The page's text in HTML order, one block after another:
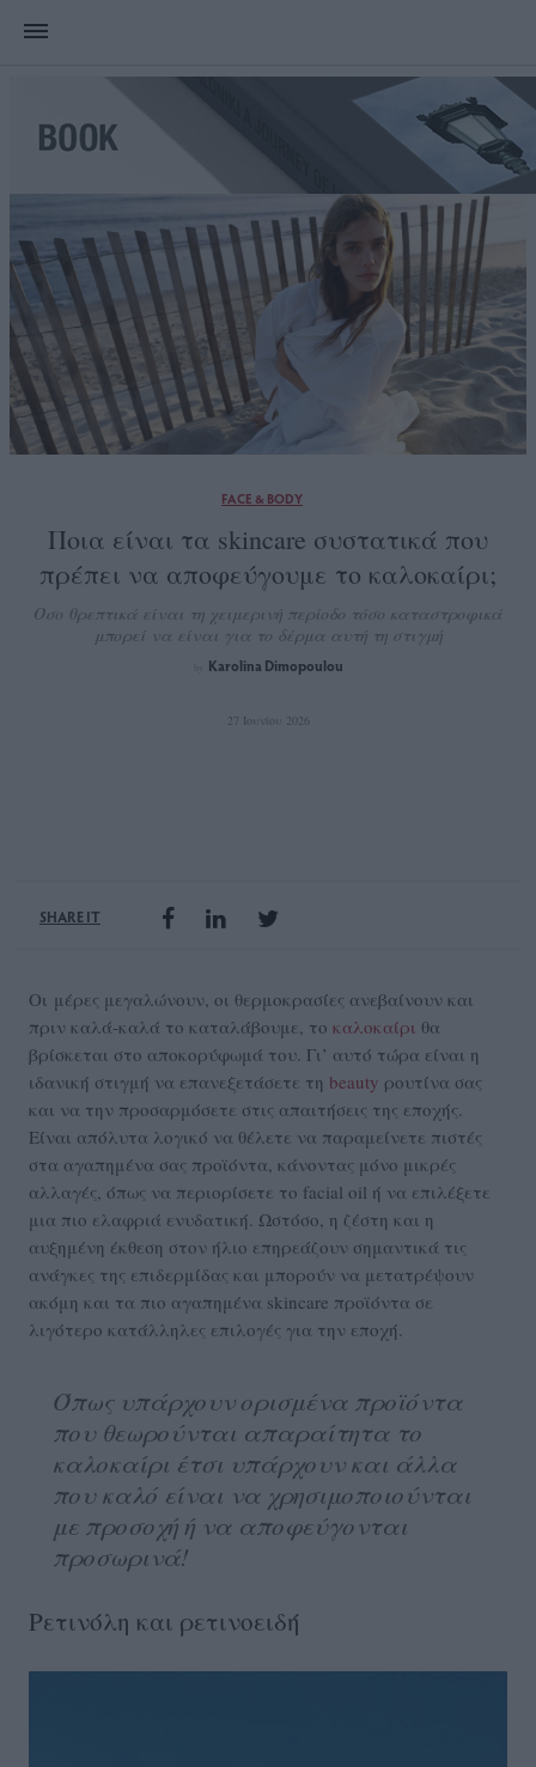
FACE & BODY
Ποια είναι τα skincare συστατικά που
πρέπει να αποφεύγουμε το καλοκαίρι;
Όσο θρεπτικά είναι τη χειμερινή περίοδο τόσο καταστροφικά
μπορεί να είναι για το δέρμα αυτή τη στιγμή
Karolina Dimopoulou
27 Ιουνίου 2026
SHARE IT
Οι μέρες μεγαλώνουν, οι θερμοκρασίες ανεβαίνουν και
πριν καλά-καλά το καταλάβουμε, το καλοκαίρι θα
βρίσκεται στο αποκορύφωμά του. Γι’ αυτό τώρα είναι η
ιδανική στιγμή να επανεξετάσετε τη beauty ρουτίνα σας
και να την προσαρμόσετε στις απαιτήσεις της εποχής.
Είναι απόλυτα λογικό να θέλετε να παραμείνετε πιστές
στα αγαπημένα σας προϊόντα, κάνοντας μόνο μικρές
αλλαγές, όπως να περιορίσετε το facial oil ή να επιλέξετε
μια πιο ελαφριά ενυδατική. Ωστόσο, η ζέστη και η
αυξημένη έκθεση στον ήλιο επηρεάζουν σημαντικά τις
ανάγκες της επιδερμίδας και μπορούν να μετατρέψουν
ακόμη και τα πιο αγαπημένα skincare προϊόντα σε
λιγότερο κατάλληλες επιλογές για την εποχή.
Όπως υπάρχουν ορισμένα προϊόντα
που θεωρούνται απαραίτητα το
καλοκαίρι έτσι υπάρχουν και άλλα
που καλό είναι να χρησιμοποιούνται
με προσοχή ή να αποφεύγονται
προσωρινά!
Ρετινόλη και ρετινοειδή